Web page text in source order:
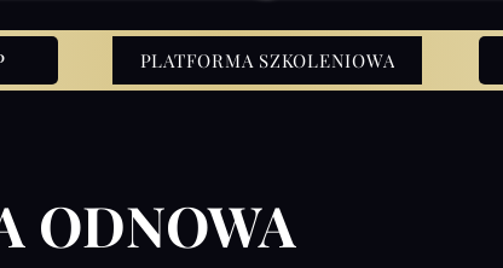
PLATFORMA SZKOLENIOWA
ODNOWA